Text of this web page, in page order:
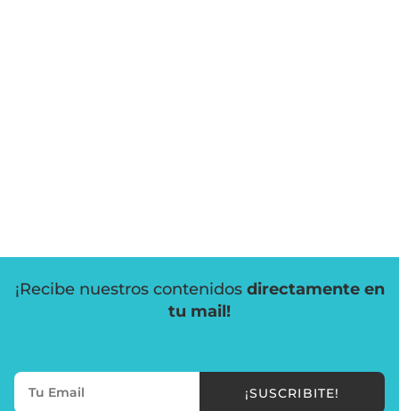
¡Recibe nuestros contenidos directamente en
tu mail!
¡SUSCRIBITE!